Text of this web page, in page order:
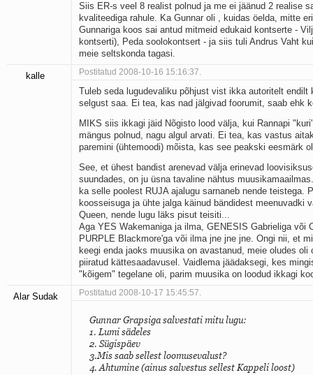
Siis ER-s veel 8 realist polnud ja me ei jäänud 2 realise
kvaliteediga rahule. Ka Gunnar oli , kuidas öelda, mitte
Gunnariga koos sai antud mitmeid edukaid kontserte -
kontserti), Peda soolokontsert - ja siis tuli Andrus Vaht
meie seltskonda tagasi.
kalle Postitatud 2008-10-16 15:16:37.
Tuleb seda lugudevaliku põhjust vist ikka autoritelt endilt
selgust saa. Ei tea, kas nad jälgivad foorumit, saab ehk
MIKS siis ikkagi jäid Nõgisto lood välja, kui Rannapi
mängus polnud, nagu algul arvati. Ei tea, kas vastus
paremini (ühtemoodi) mõista, kas see peakski eesmärk
See, et ühest bandist arenevad välja erinevad
suundades, on ju üsna tavaline nähtus
ka selle poolest RUJA ajalugu sarnaneb nende teistega.
koosseisuga ja ühte jalga käinud bändidest meenuvadki
Queen, nende lugu läks pisut teisiti...
Aga YES Wakemaniga ja ilma, GENESIS Gabrieliga või
PURPLE Blackmore'ga või ilma jne jne jne. Ongi nii, et
keegi enda jaoks muusika on avastanud, meie oludes oli
piiratud kättesaadavusel. Vaidlema jäädaksegi, kes
"kõigem" tegelane oli, parim muusika on loodud ikkagi
Alar Sudak Postitatud 2008-10-17 15:45:57.
Gunnar Grapsiga salvestati mitu lugu:
1. Lumi sädeles
2. Sügispäev
3.Mis saab sellest loomusevalust?
4. Ahtumine (ainus salvestus sellest Kappeli loost)